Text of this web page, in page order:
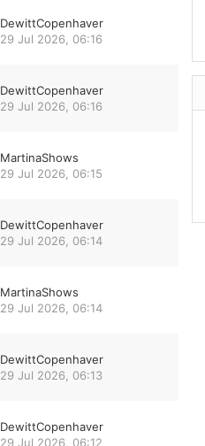
DewittCopenhaver
29 Jul 2026, 06:16
DewittCopenhaver
29 Jul 2026, 06:16
MartinaShows
29 Jul 2026, 06:15
DewittCopenhaver
29 Jul 2026, 06:14
MartinaShows
29 Jul 2026, 06:14
DewittCopenhaver
29 Jul 2026, 06:13
DewittCopenhaver
29 Jul 2026, 06:12